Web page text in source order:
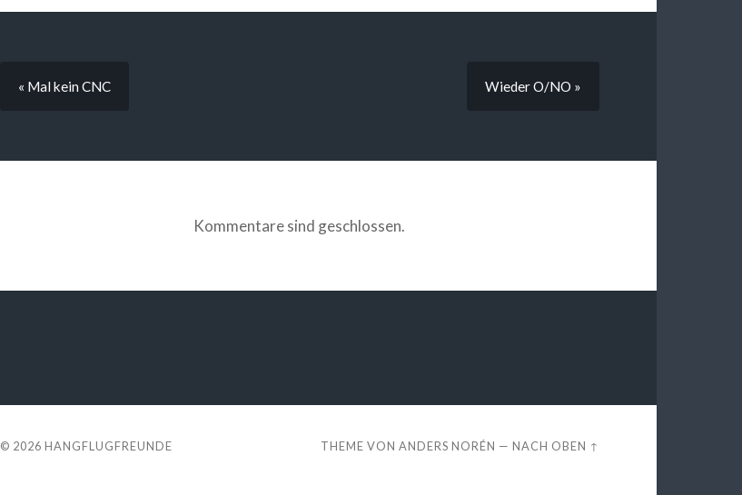
« Mal kein CNC Wieder O/NO »
Kommentare sind geschlossen.
© 2026 HANGFLUGFREUNDE THEME VONANDERS NORÉN —NACH OBEN ↑